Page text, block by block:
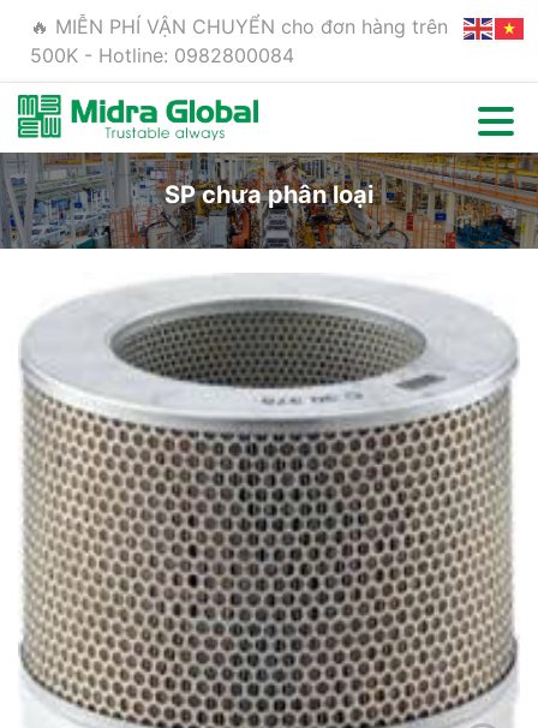
🔥 MIỄN PHÍ VẬN CHUYỂN cho đơn hàng trên
500K - Hotline: 0982800084
SP chưa phân loại